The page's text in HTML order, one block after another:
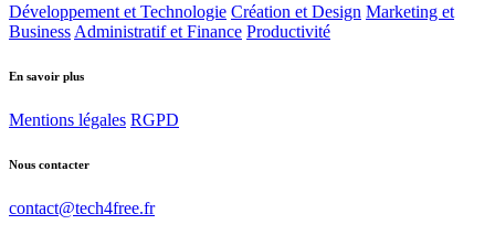
Développement et Technologie Création et Design Marketing et
Business Administratif et Finance Productivité
En savoir plus
Mentions légales RGPD
Nous contacter
contact@tech4free.fr